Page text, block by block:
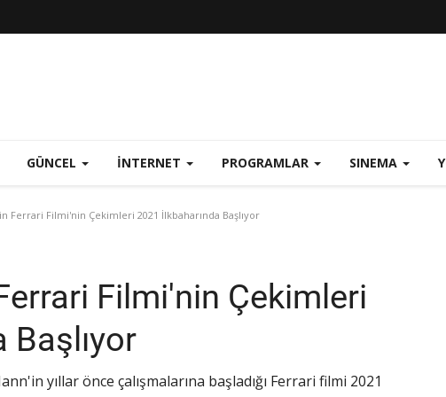
GÜNCEL İNTERNET PROGRAMLAR SINEMA
Ferrari Filmi'nin Çekimleri 2021 İlkbaharında Başlıyor
Filmi'nin Çekimleri
Başlıyor
yıllar önce çalışmalarına başladığı Ferrari filmi 2021